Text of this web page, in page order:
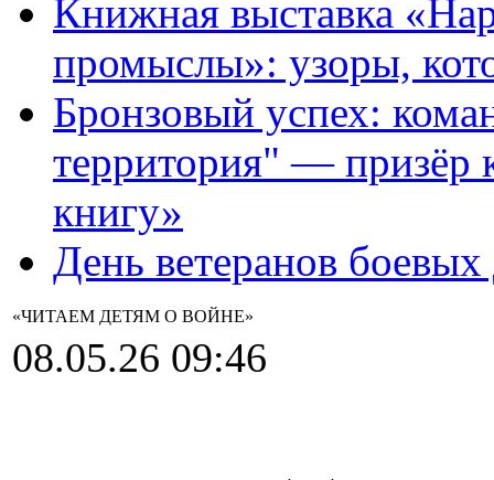
Книжная выставка
промыслы»: узоры,
Бронзовый успех:
территория" — призёр
книгу»
День ветеранов
«ЧИТАЕМ ДЕТЯМ О ВОЙНЕ»
08.05.26 09:46